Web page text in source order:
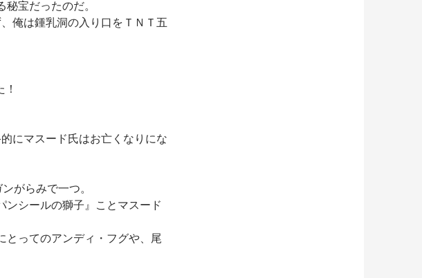
宝だったのだ。
俺は鍾乳洞の入り口をＴＮＴ五
にマスード氏はお亡くなりにな
がらみで一つ。
ンシールの獅子』ことマスード
とってのアンディ・フグや、尾